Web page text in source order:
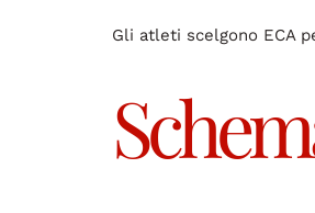
Gli atleti scelgono ECA